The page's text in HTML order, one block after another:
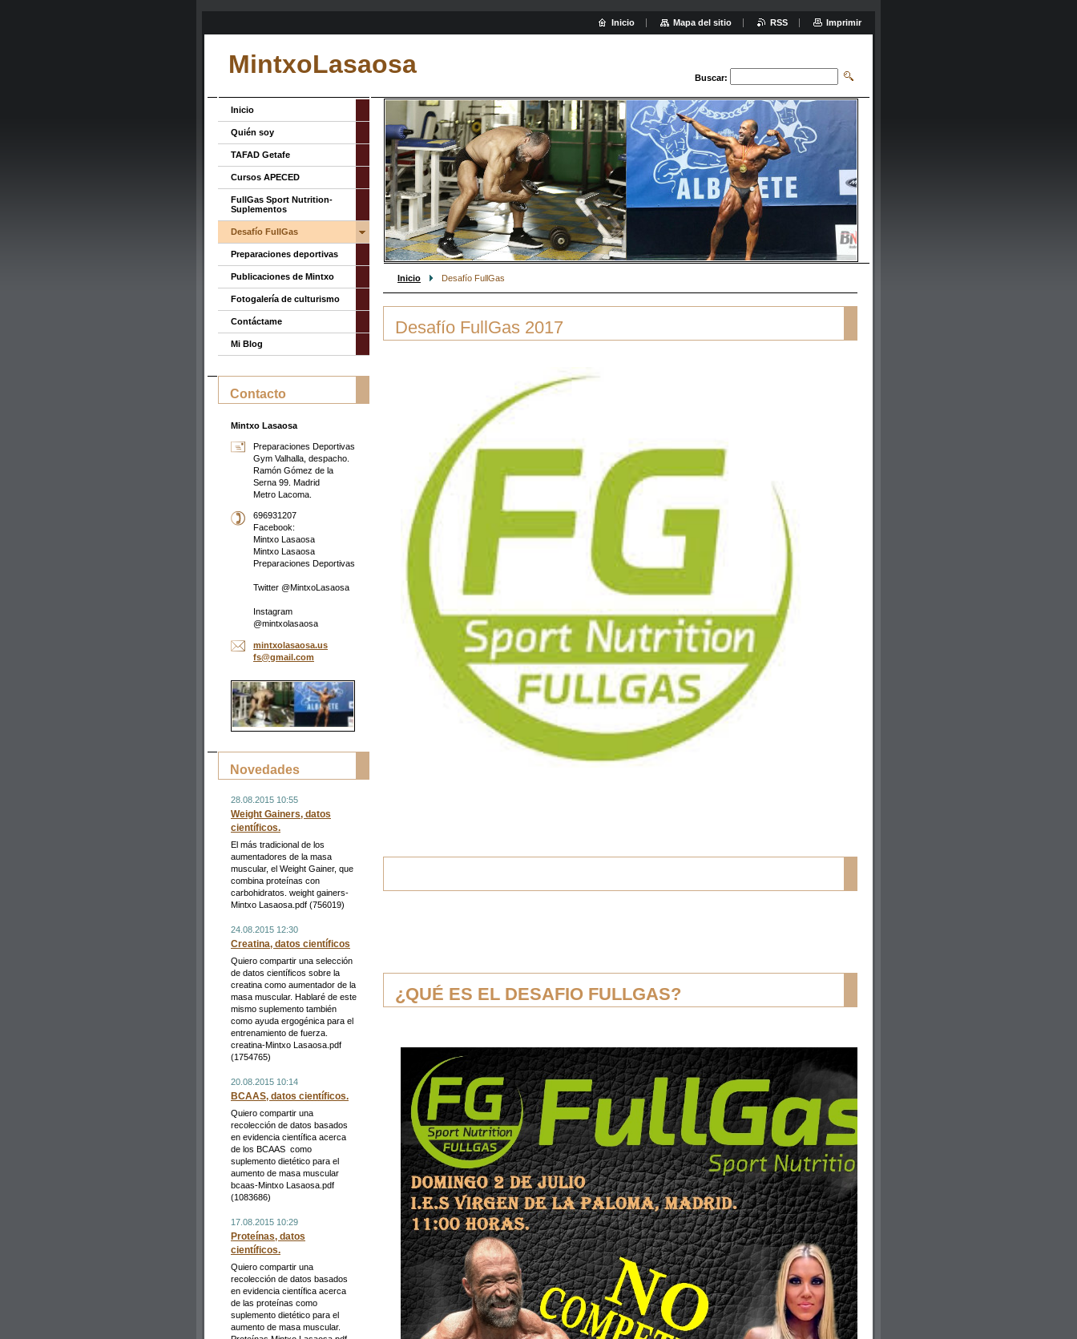
MintxoLasaosa Buscar:
Inicio Desafío FullGas
Desafío FullGas 2017
¿QUÉ ES EL DESAFIO FULLGAS?
Inicio
Quién soy
TAFAD Getafe
Cursos APECED
FullGas Sport Nutrition-
Suplementos
Desafío FullGas
Preparaciones deportivas
Publicaciones de Mintxo
Fotogalería de culturismo
Contáctame
Mi Blog
Contacto
Mintxo Lasaosa
Preparaciones Deportivas
Gym Valhalla, despacho.
Ramón Gómez de la
Serna 99. Madrid
Metro Lacoma.
696931207
Facebook:
Mintxo Lasaosa
Mintxo Lasaosa
Preparaciones Deportivas
Twitter @MintxoLasaosa
Instagram
@mintxolasaosa
mintxolasaosa.us
fs@gmail.com
Novedades
28.08.2015 10:55
Weight Gainers, datos
científicos.
El más tradicional de los
aumentadores de la masa
muscular, el Weight Gainer, que
combina proteínas con
carbohidratos. weight gainers-
Mintxo Lasaosa.pdf (756019)
24.08.2015 12:30
Creatina, datos científicos
Quiero compartir una selección
de datos científicos sobre la
creatina como aumentador de la
masa muscular. Hablaré de este
mismo suplemento también
como ayuda ergogénica para el
entrenamiento de fuerza.
creatina-Mintxo Lasaosa.pdf
(1754765)
20.08.2015 10:14
BCAAS, datos científicos.
Quiero compartir una
recolección de datos basados
en evidencia científica acerca
de los BCAAS como
suplemento dietético para el
aumento de masa muscular
bcaas-Mintxo Lasaosa.pdf
(1083686)
17.08.2015 10:29
Proteínas, datos
científicos.
Quiero compartir una
recolección de datos basados
en evidencia científica acerca
de las proteínas como
suplemento dietético para el
aumento de masa muscular.
Inicio Mapa del sitio RSS Imprimir